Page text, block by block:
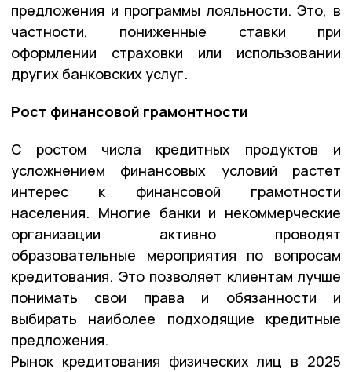
предложения и программы лояльности. Это, в
частности, пониженные ставки при
оформлении страховки или использовании
других банковских услуг.
Рост финансовой грамонтности
С ростом числа кредитных продуктов и
усложнением финансовых условий растет
интерес к финансовой грамотности
населения. Многие банки и некоммерческие
организации активно проводят
образовательные мероприятия по вопросам
кредитования. Это позволяет клиентам лучше
понимать свои права и обязанности и
выбирать наиболее подходящие кредитные
предложения.
Рынок кредитования физических лиц в 2025